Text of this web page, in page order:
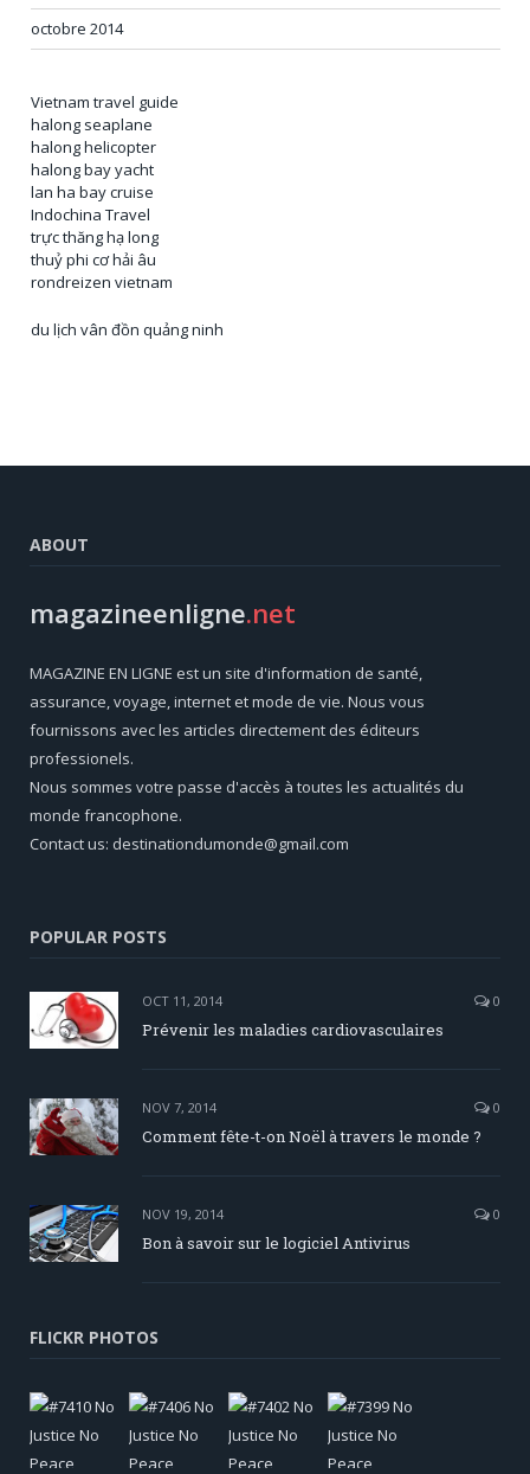
octobre 2014
Vietnam travel guide
halong seaplane
halong helicopter
halong bay yacht
lan ha bay cruise
Indochina Travel
trực thăng hạ long
thuỷ phi cơ hải âu
rondreizen vietnam
du lịch vân đồn quảng ninh
ABOUT
magazineenligne.net
MAGAZINE EN LIGNE est un site d'information de santé,
assurance, voyage, internet et mode de vie. Nous vous
fournissons avec les articles directement des éditeurs
professionels.
Nous sommes votre passe d'accès à toutes les actualités du
monde francophone.
Contact us: destinationdumonde@gmail.com
POPULAR POSTS
OCT 11, 2014 0
Prévenir les maladies cardiovasculaires
NOV 7, 2014 0
Comment fête-t-on Noël à travers le monde ?
NOV 19, 2014 0
Bon à savoir sur le logiciel Antivirus
FLICKR PHOTOS